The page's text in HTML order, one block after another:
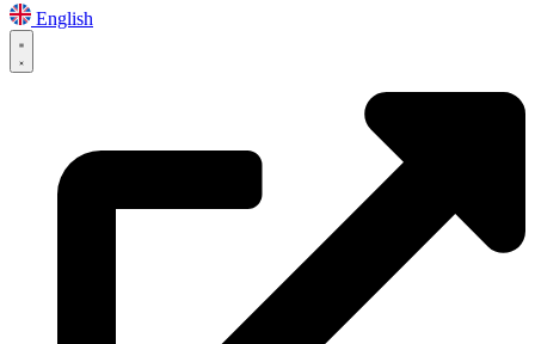
English